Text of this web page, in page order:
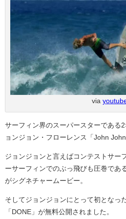
via
サーフィン界のスーパースターである
ョンジョン・フローレンス「John
ジョンジョンと言えばコンテストサー
ーサーフィンでのぶっ飛びも圧巻であ
がシグネチャームービー。
そしてジョンジョンにとって初となっ
「DONE」が無料公開されました。